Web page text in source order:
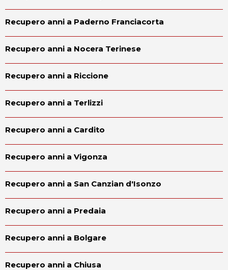
Recupero anni a Paderno Franciacorta
Recupero anni a Nocera Terinese
Recupero anni a Riccione
Recupero anni a Terlizzi
Recupero anni a Cardito
Recupero anni a Vigonza
Recupero anni a San Canzian d'Isonzo
Recupero anni a Predaia
Recupero anni a Bolgare
Recupero anni a Chiusa